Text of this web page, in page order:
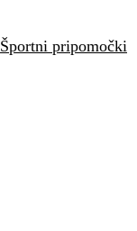
Športni pripomočki